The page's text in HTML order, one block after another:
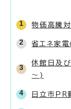
物価高騰
省エネ家
休館日及
～)
日立市PR